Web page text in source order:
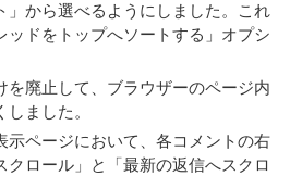
」から選べるようにしました。これ
ッドをトップへソートする」オプシ
を廃止して、ブラウザーのページ内
ました。
示ページにおいて、各コメントの右
クロール」と「最新の返信へスクロ